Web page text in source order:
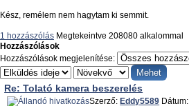
Kész, remélem nem hagytam ki semmit.
1 hozzászólás Megtekeintve 208080 alkalommal
Hozzászólások
Hozzászólások megjelenítése:
Re: Tolató kamera beszerelés
Szerző: Eddy5589